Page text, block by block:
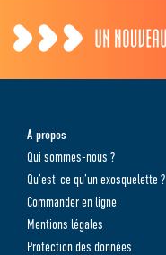
A propos
Qui sommes-nous ?
Qu’est-ce qu’un exosquelette ?
Commander en ligne
Mentions légales
Protection des données